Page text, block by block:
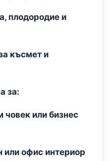
плодородие и
късмет и
за:
или бизнес
офис интериор